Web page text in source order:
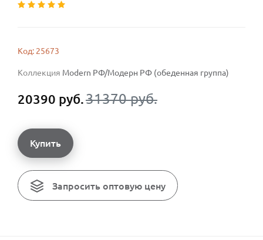
Код: 25673
Коллекция Modern РФ/Модерн РФ (обеденная группа)
20390 руб.31370 руб.
Купить
Запросить оптовую цену